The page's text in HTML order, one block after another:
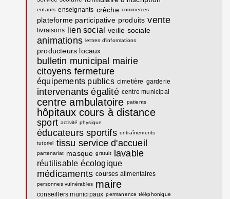
enfants enseignants crèche commerces
plateforme participative produits vente
livraisons lien social veille sociale
animations lettres d'informations
producteurs locaux
bulletin municipal mairie
citoyens fermeture
équipements publics cimetière garderie
intervenants égalité centre municipal
centre ambulatoire patients
hôpitaux cours à distance
sport activité physique
éducateurs sportifs entraînements
tutoriel tissu service d'accueil
partenariat masque gratuit lavable
réutilisable écologique
médicaments courses alimentaires
personnes vulnérables maire
conseillers municipaux permanence téléphonique